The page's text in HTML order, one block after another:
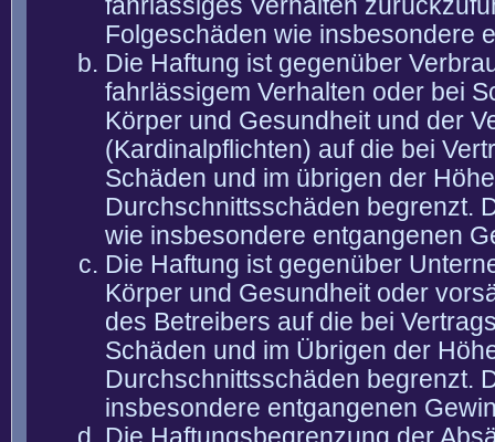
fahrlässiges Verhalten
Folgeschäden wie insbesondere
Die Haftung ist gegenüber
fahrlässigem Verhalten oder bei
Körper und Gesundheit und der
(Kardinalpflichten) auf die bei
Schäden und im übrigen der
Durchschnittsschäden begrenzt.
wie insbesondere entgangenen
Die Haftung ist gegenüber
Körper und Gesundheit oder
des Betreibers auf die bei
Schäden und im Übrigen der
Durchschnittsschäden begrenzt.
insbesondere entgangenen